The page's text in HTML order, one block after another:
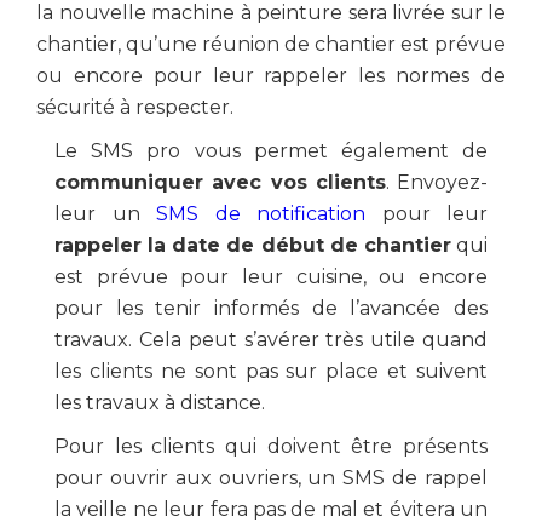
la nouvelle machine à peinture sera livrée sur le
chantier, qu’une réunion de chantier est prévue
ou encore pour leur rappeler les normes de
sécurité à respecter.
Le SMS pro vous permet également de
communiquer avec vos clients. Envoyez-
leur un SMS de notification pour leur
rappeler la date de début de chantierqui
est prévue pour leur cuisine, ou encore
pour les tenir informés de l’avancée des
travaux. Cela peut s’avérer très utile quand
les clients ne sont pas sur place et suivent
les travaux à distance.
Pour les clients qui doivent être présents
pour ouvrir aux ouvriers, un SMS de rappel
la veille ne leur fera pas de mal et évitera un